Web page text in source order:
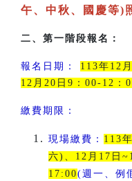
午、中秋、國慶等)
二、第一階段報名：
報名日期：
113年12
12月20日9：00-12：
繳費期限：
現場繳費： 113
六)、12月17日
17:00(週一、例